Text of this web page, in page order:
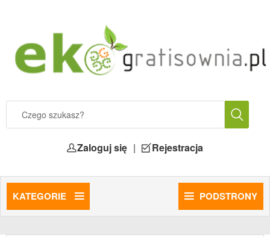
Zaloguj się | Rejestracja
KATEGORIE PODSTRONY